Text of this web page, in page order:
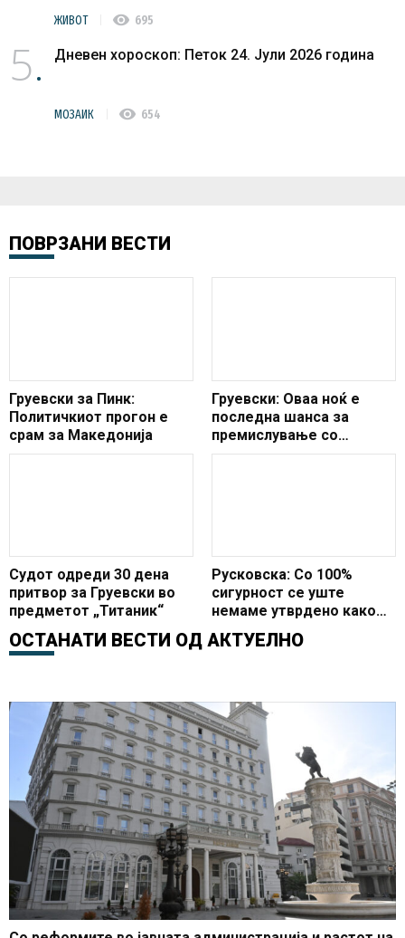
ЖИВОТ visibility 695
5 Дневен хороскоп: Петок 24. Јули 2026 година
МОЗАИК visibility 654
ПОВРЗАНИ ВЕСТИ
Груевски за Пинк:
Политичкиот прогон е
срам за Македонија
Груевски: Оваа ноќ е
последна шанса за
премислување со
ставањето на
Судот одреди 30 дена
притвор за Груевски во
предметот „Титаник“
Русковска: Со 100%
сигурност се уште
немаме утврдено како
побегнал Груевски
ОСТАНАТИ ВЕСТИ ОД АКТУЕЛНО